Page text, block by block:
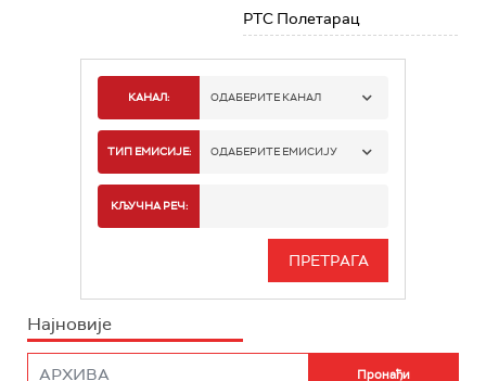
РТС Полетарац
КАНАЛ: ОДАБЕРИТЕ КАНАЛ
РТС 1
РТС 3
ТИП ЕМИСИЈЕ: ОДАБЕРИТЕ ЕМИСИЈУ
ИНФО
КЉУЧНА РЕЧ:
Најновије